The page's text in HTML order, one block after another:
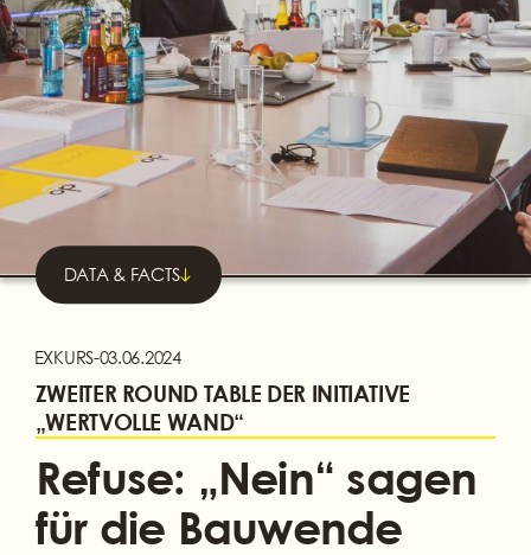
DATA & FACTS
EXKURS-03.06.2024
ZWEITER ROUND TABLE DER INITIATIVE
„WERTVOLLE WAND“
Refuse: „Nein“ sagen
für die Bauwende